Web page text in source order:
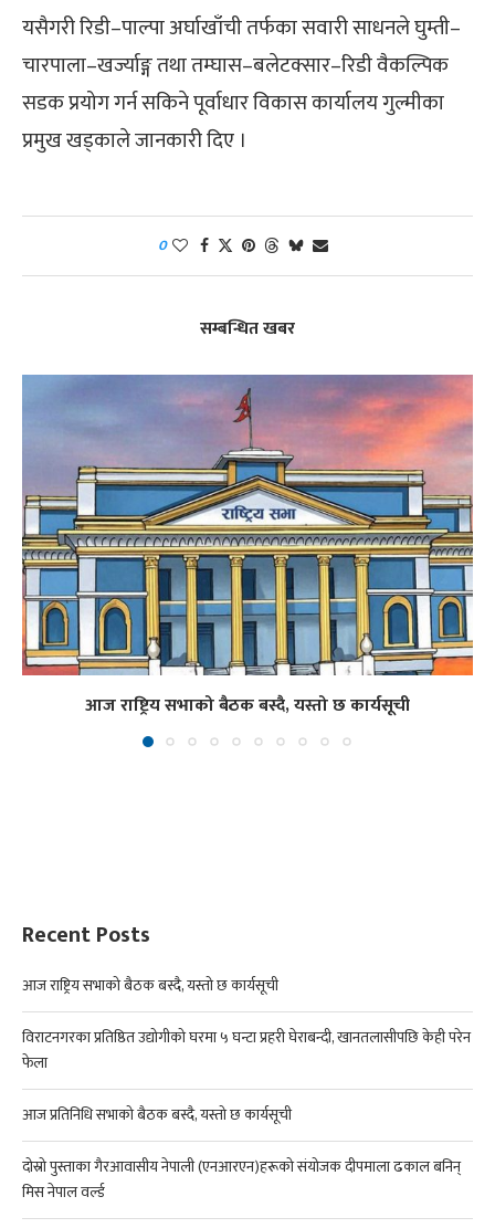
यसैगरी रिडी–पाल्पा अर्घाखाँची तर्फका सवारी साधनले घुम्ती–
चारपाला–खर्ज्याङ्ग तथा तम्घास–बलेटक्सार–रिडी वैकल्पिक
सडक प्रयोग गर्न सकिने पूर्वाधार विकास कार्यालय गुल्मीका
प्रमुख खड्काले जानकारी दिए ।
0
सम्बन्धित खबर
आज राष्ट्रिय सभाको बैठक बस्दै, यस्तो छ कार्यसूची
Recent Posts
आज राष्ट्रिय सभाको बैठक बस्दै, यस्तो छ कार्यसूची
विराटनगरका प्रतिष्ठित उद्योगीको घरमा ५ घन्टा प्रहरी घेराबन्दी, खानतलासीपछि केही परेन
फेला
आज प्रतिनिधि सभाको बैठक बस्दै, यस्तो छ कार्यसूची
दोस्रो पुस्ताका गैरआवासीय नेपाली (एनआरएन)हरूको संयोजक दीपमाला ढकाल बनिन्
मिस नेपाल वर्ल्ड